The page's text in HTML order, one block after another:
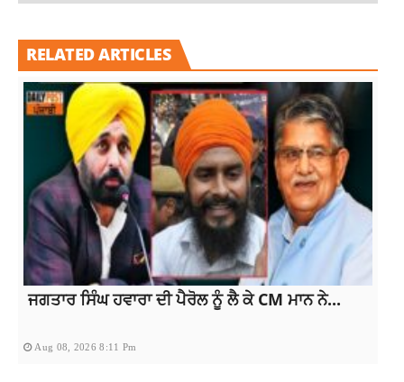
RELATED ARTICLES
ਜਗਤਾਰ ਸਿੰਘ ਹਵਾਰਾ ਦੀ ਪੈਰੋਲ ਨੂੰ ਲੈ ਕੇ CM ਮਾਨ ਨੇ...
Aug 08, 2026 8:11 Pm